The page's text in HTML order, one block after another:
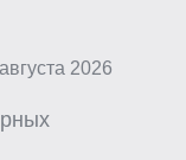
2026